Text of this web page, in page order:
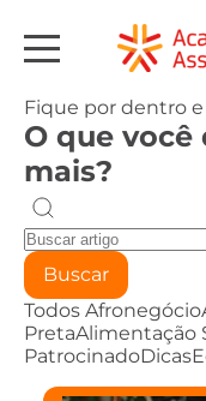
Fique por dentro
O que
mais?
Buscar
Todos Afronegócio
PretaAlimentação
PatrocinadoDicas